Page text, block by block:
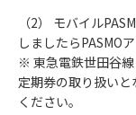
（2） モバイル
しましたらPASMO
※ 東急電鉄世田谷
定期券の取り扱い
ください。